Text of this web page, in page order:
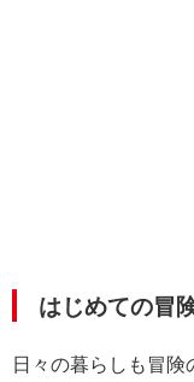
はじめての冒
日々の暮らしも冒